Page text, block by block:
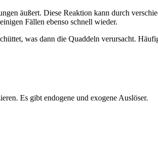
äußert. Diese Reaktion kann durch
Fällen ebenso schnell wieder.
was dann die Quaddeln verursacht.
Es gibt endogene und exogene Auslöser.